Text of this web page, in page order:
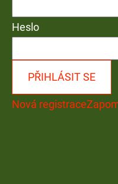
Heslo
PŘIHLÁSIT SE
Nová registrace